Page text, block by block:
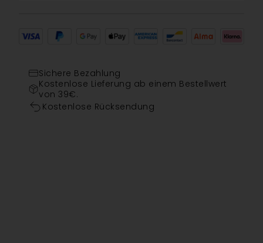
Sichere Bezahlung
Kostenlose Lieferung ab einem Bestellwert
von 39€.
Kostenlose Rücksendung